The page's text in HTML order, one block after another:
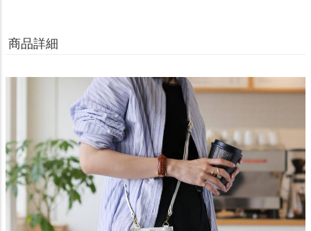
商品詳細